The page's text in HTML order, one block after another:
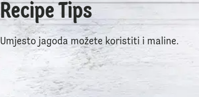
Recipe Tips
Umjesto jagoda možete koristiti i maline.